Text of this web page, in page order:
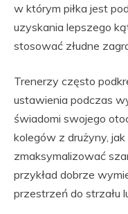
w którym piłka jest
uzyskania lepszego
stosować złudne
Trenerzy często
ustawienia podczas
świadomi swojego
kolegów z drużyny,
zmaksymalizować
przykład dobrze
przestrzeń do strzału